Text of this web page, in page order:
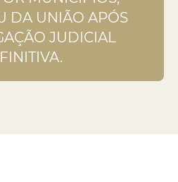
DA UNIÃO APÓS
JUDICIAL